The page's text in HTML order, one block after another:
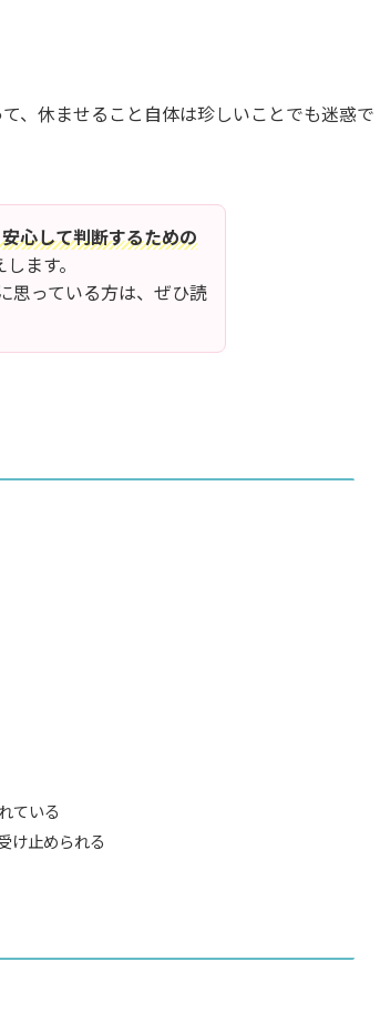
、休ませること自体は珍しいことでも迷惑で
安心して判断するための
ます。
思っている方は、ぜひ読
ている
け止められる